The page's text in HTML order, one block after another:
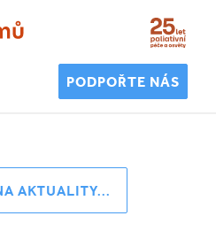
PODPOŘTE NÁS
AKTUALITY...